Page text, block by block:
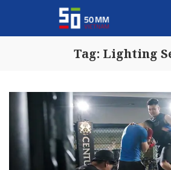
Tag: Lighting